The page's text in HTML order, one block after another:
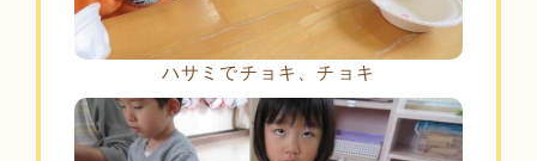
ハサミでチョキ、チョキ